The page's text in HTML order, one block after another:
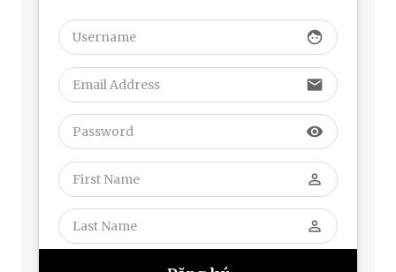
face
email
visibility
perm_identity
perm_identity